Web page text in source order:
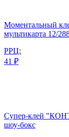
Моментальный
мультикарта 12/
РРЦ:
41 ₽
Супер-клей
шоу-бокс